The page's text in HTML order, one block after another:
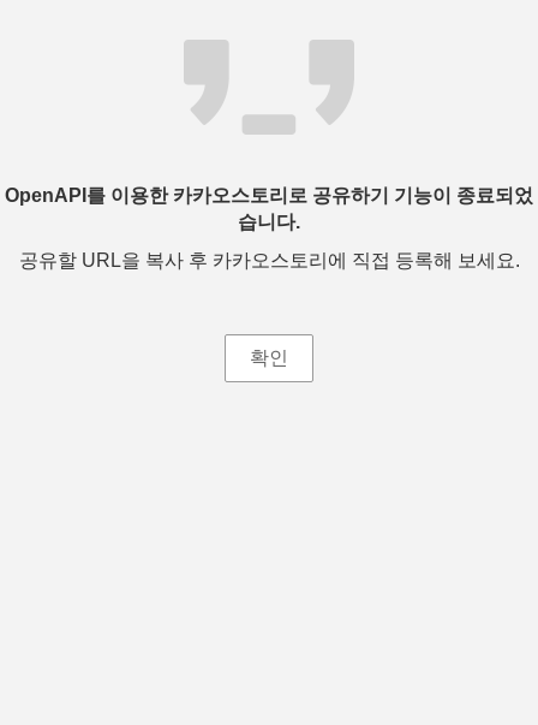
OpenAPI를 이용한 카카오스토리로 공유하기 기능이 종료되었
습니다.
공유할 URL을 복사 후 카카오스토리에 직접 등록해 보세요.
확인